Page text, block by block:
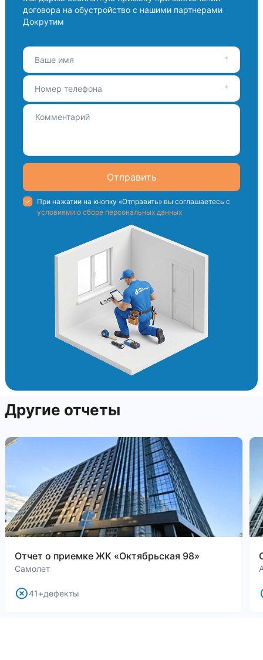
договора на обустройство с нашими партнерами
Докрутим
Ваше имя
Номер телефона
Отправить
При нажатии на кнопку «Отправить» вы соглашаетесь с
условиями о сборе персональных данных
Другие отчеты
Отчет о приемке ЖК «Октябрьская 98»
Самолет
41+дефекты